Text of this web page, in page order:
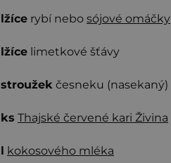
lžíce rybí nebo sójové omáčky
lžíce limetkové šťávy
stroužek česneku (nasekaný)
ks Thajské červené kari Živina
kokosového mléka